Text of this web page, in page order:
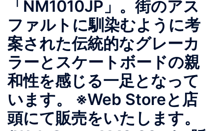
「NM1010JP」。街のアス
ファルトに馴染むように考
案された伝統的なグレーカ
ラーとスケートボードの親
和性を感じる一足となって
います。 ※Web Storeと店
頭にて販売をいたします。